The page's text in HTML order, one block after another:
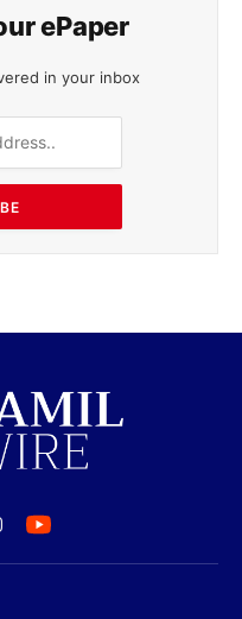
ePaper
in your inbox